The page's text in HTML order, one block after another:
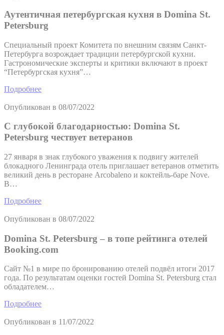
Аутентичная петербургская кухня в Domina St.
Petersburg
Специальный проект Комитета по внешним связям Санкт-
Петербурга возрождает традиции петербургской кухни.
Гастрономические эксперты и критики включают в проект
“Петербургская кухня”…
Подробнее
Опубликован в 08/07/2022
С глубокой благодарностью: Domina St.
Petersburg чествует ветеранов
27 января в знак глубокого уважения к подвигу жителей
блокадного Ленинграда отель приглашает ветеранов отметить
великий день в ресторане Arcobaleno и коктейль-баре Nove.
В…
Подробнее
Опубликован в 08/07/2022
Domina St. Petersburg – в топе рейтинга отелей
Booking.com
Сайт №1 в мире по бронированию отелей подвёл итоги 2017
года. По результатам оценки гостей Domina St. Petersburg стал
обладателем…
Подробнее
Опубликован в 11/07/2022